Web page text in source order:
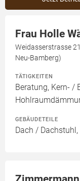
Frau Holle
Weidasserstrasse
Neu-Bamberg)
TÄTIGKEITEN
Beratung, Kern- /
GEBÄUDETEILE
Dach /